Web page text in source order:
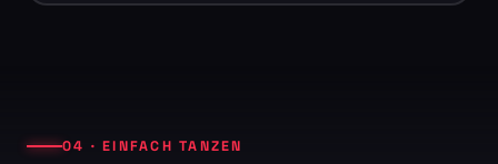
04 · EINFACH TANZEN